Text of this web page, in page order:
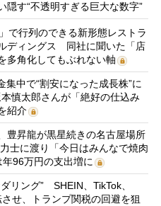
す“不透明すぎる巨大な数字”
で行列のできる新形態レストラ
ディングス 同社に聞いた「店
多角化してもぶれない軸
中で“割安になった成長株”に
慎太郎さんが「絶好の仕込み
紹介
豊昇龍が黒星続きの名古屋場所
士に渡り「今日はみんなで焼肉
96万円の支出増に
リング” SHEIN、TikTok、
せ、トランプ関税の回避を狙